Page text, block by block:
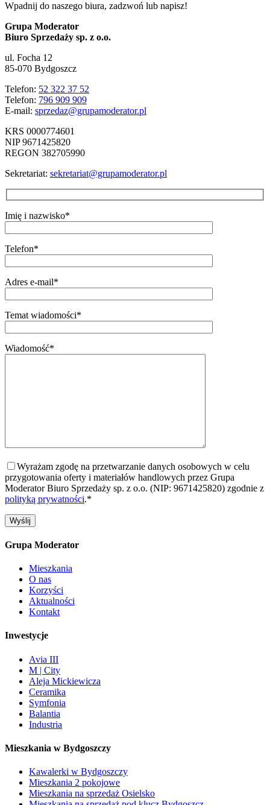
Wpadnij do naszego biura, zadzwoń lub napisz!
Grupa Moderator
Biuro Sprzedaży sp. z o.o.
ul. Focha 12
85-070 Bydgoszcz
Telefon: 52 322 37 52
Telefon: 796 909 909
E-mail: sprzedaz@grupamoderator.pl
KRS 0000774601
NIP 9671425820
REGON 382705990
Sekretariat: sekretariat@grupamoderator.pl
Imię i nazwisko*
Telefon*
Adres e-mail*
Temat wiadomości*
Wiadomość*
Wyrażam zgodę na przetwarzanie danych osobowych w celu
przygotowania oferty i materiałów handlowych przez Grupa
Moderator Biuro Sprzedaży sp. z o.o. (NIP: 9671425820) zgodnie z
polityką prywatności.*
Grupa Moderator
Mieszkania
O nas
Korzyści
Aktualności
Kontakt
Inwestycje
Avia III
M | City
Aleja Mickiewicza
Ceramika
Symfonia
Balantia
Industria
Mieszkania w Bydgoszczy
Kawalerki w Bydgoszczy
Mieszkania 2 pokojowe
Mieszkania na sprzedaż Osielsko